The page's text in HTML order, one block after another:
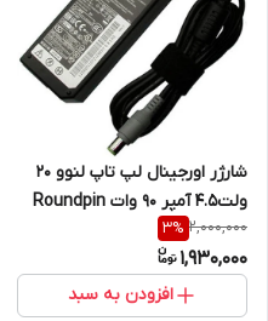
شارژر اورجینال لپ تاپ لنوو 20
ولت4.5 آمپر 90 وات Roundpin
2,000,000
3%
1,930,000
افزودن به سبد